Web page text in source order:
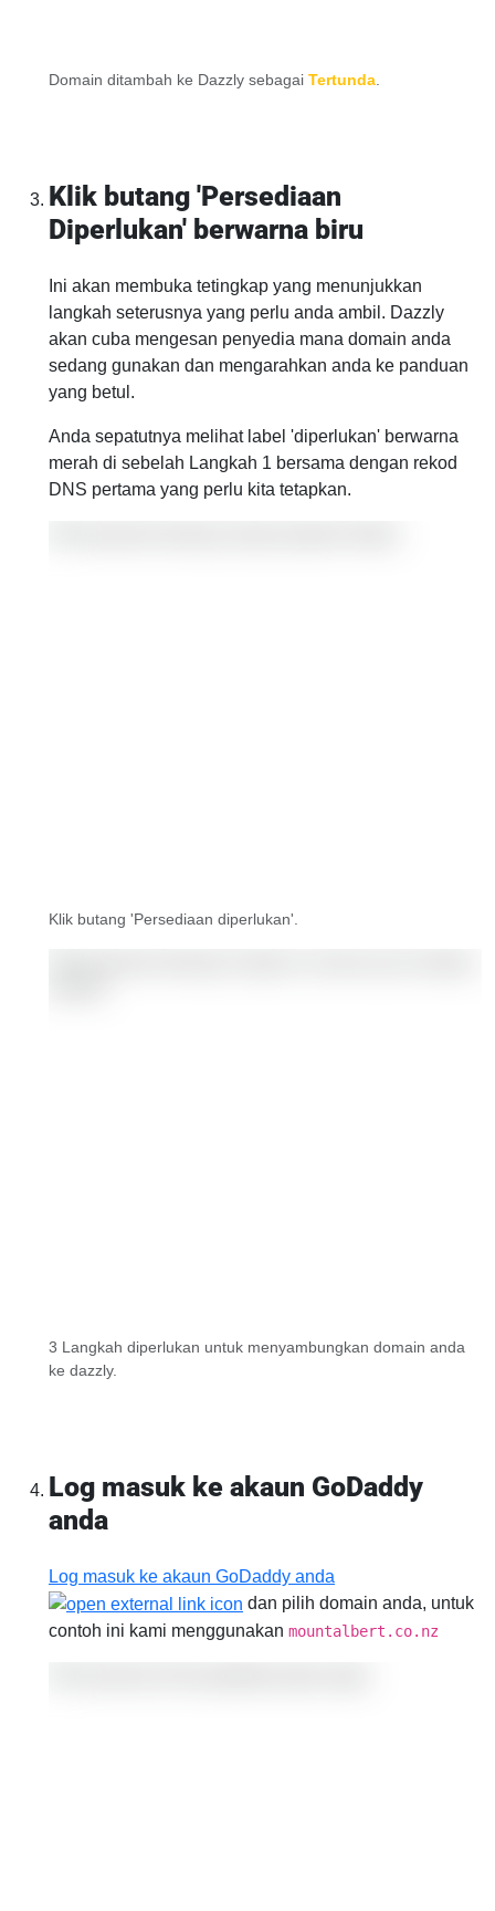
Domain ditambah ke Dazzly sebagai Tertunda
Klik butang 'Persediaan
Diperlukan' berwarna biru
Ini akan membuka tetingkap yang menunjukkan
langkah seterusnya yang perlu anda ambil. Dazzly
akan cuba mengesan penyedia mana domain anda
sedang gunakan dan mengarahkan anda ke panduan
yang betul.
Anda sepatutnya melihat label 'diperlukan' berwarna
merah di sebelah Langkah 1 bersama dengan rekod
DNS pertama yang perlu kita tetapkan.
Klik butang 'Persediaan diperlukan'.
3 Langkah diperlukan untuk menyambungkan domain anda
ke dazzly.
Log masuk ke akaun GoDaddy
anda
Log masuk ke akaun GoDaddy anda
dan pilih domain anda, untuk
contoh ini kami menggunakan mountalbert.co.nz